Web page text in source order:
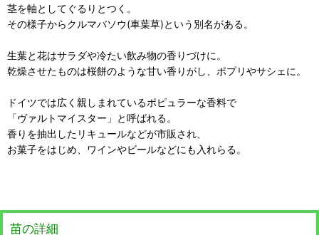
茎を軸としてぐるりとつく。
その様子からクルマバソウ(車葉草)という別名がある。
生葉と花はサラダや冷たい飲み物の香りづけに。
乾燥させたものは桜餅のような甘い香りがし、ポプリやサシェに。
ドイツでは広く親しまれているポピュラーな香料で
「ヴァルトマイスター」と呼ばれる。
香りを抽出したリキュールなどが市販され、
お菓子をはじめ、ワインやビールなどにも入れらる。
苗の詳細